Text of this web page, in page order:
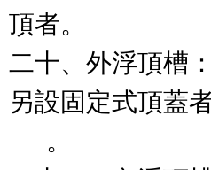
頂者。
二十、外浮頂槽
另設固定式頂蓋
。